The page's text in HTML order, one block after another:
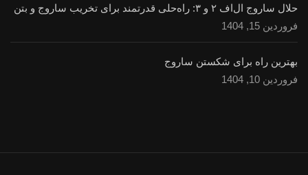
حلال ساروج ال‌اف ۲ و ۳: راه‌حلی قدرتمند برای تخریب ساروج و بتن
فروردین 15, 1404
بهترین راه برای شکستن ساروج
فروردین 10, 1404